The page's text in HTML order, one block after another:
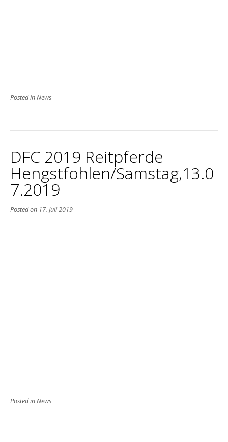
Posted inNews
DFC 2019 Reitpferde
Hengstfohlen/Samstag,13.0
7.2019
Posted on 17. Juli 2019
Posted inNews